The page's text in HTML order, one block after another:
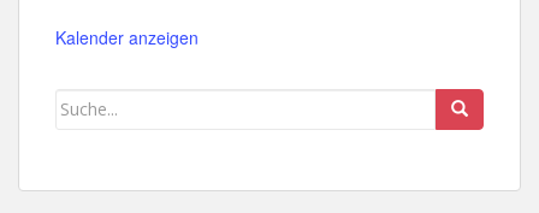
Kalender anzeigen